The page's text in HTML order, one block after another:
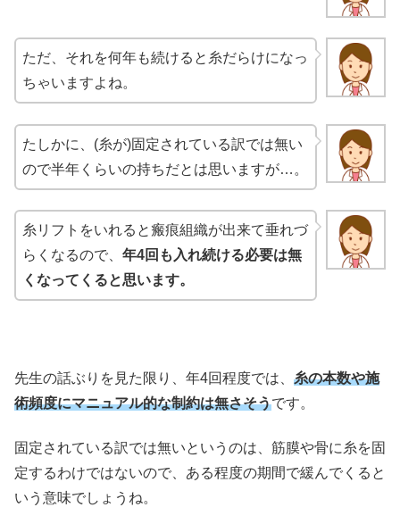
ただ、それを何年も続けると糸だらけになっ
ちゃいますよね。
たしかに、(糸が)固定されている訳では無い
ので半年くらいの持ちだとは思いますが…。
糸リフトをいれると瘢痕組織が出来て垂れづ
らくなるので、 年4回も入れ続ける必要は無
くなってくると思います。
先生の話ぶりを見た限り、年4回程度では、 糸の本数や施
術頻度にマニュアル的な制約は無さそうです。
固定されている訳では無いというのは、筋膜や骨に糸を固
定するわけではないので、ある程度の期間で緩んでくると
いう意味でしょうね。